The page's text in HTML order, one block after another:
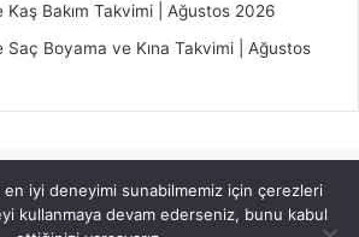
Kaş Bakım Takvimi | Ağustos 2026
Saç Boyama ve Kına Takvimi | Ağustos
Rights Reserved |
Jannah Theme by
TieLabs
iyi deneyimi sunabilmemiz için çerezleri
kullanmaya devam ederseniz, bunu kabul